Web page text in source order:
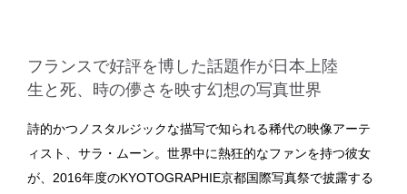
フランスで好評を博した話題作が日本上陸
生と死、時の儚さを映す幻想の写真世界
詩的かつノスタルジックな描写で知られる稀代の映像アーテ
ィスト、サラ・ムーン。世界中に熱狂的なファンを持つ彼女
が、2016年度のKYOTOGRAPHIE京都国際写真祭で披露する